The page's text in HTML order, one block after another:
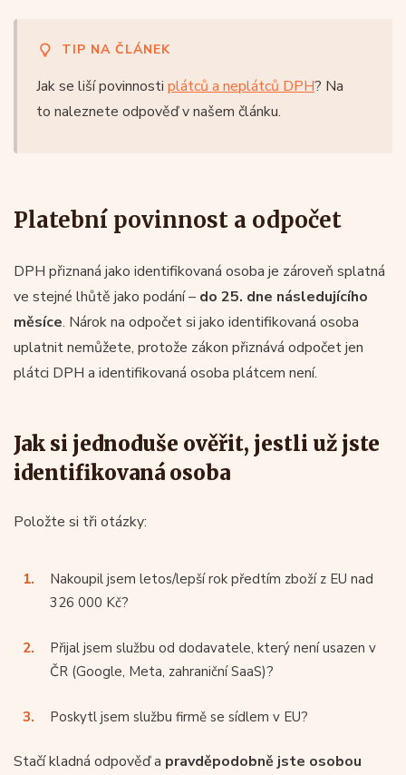
TIP NA ČLÁNEK
Jak se liší povinnosti plátců a neplátců DPH? Na
to naleznete odpověď v našem článku.
Platební povinnost a odpočet
DPH přiznaná jako identifikovaná osoba je zároveň splatná
ve stejné lhůtě jako podání – do 25. dne následujícího
měsíce. Nárok na odpočet si jako identifikovaná osoba
uplatnit nemůžete, protože zákon přiznává odpočet jen
plátci DPH a identifikovaná osoba plátcem není.
Jak si jednoduše ověřit, jestli už jste
identifikovaná osoba
Položte si tři otázky:
Nakoupil jsem letos/lepší rok předtím zboží z EU nad
326 000 Kč?
Přijal jsem službu od dodavatele, který není usazen v
ČR (Google, Meta, zahraniční SaaS)?
Poskytl jsem službu firmě se sídlem v EU?
Stačí kladná odpověď a pravděpodobně jste osobou